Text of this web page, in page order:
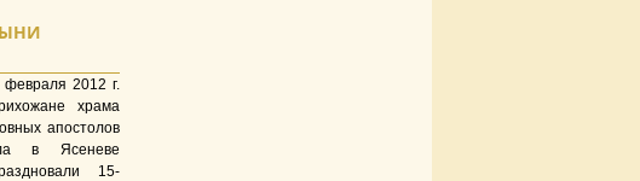
февраля 2012 г.
храма
апостолов
в Ясеневе
15-